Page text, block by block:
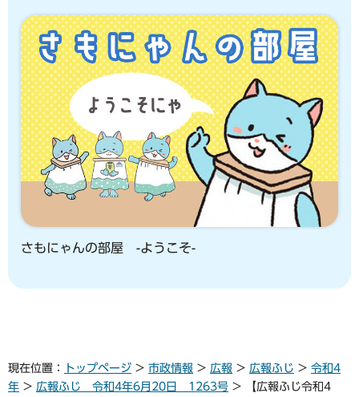
さもにゃんの部屋 -ようこそ-
現在位置： トップページ > 市政情報 > 広報 > 広報ふじ > 令和4
年 > 広報ふじ 令和4年6月20日 1263号 > 【広報ふじ令和4